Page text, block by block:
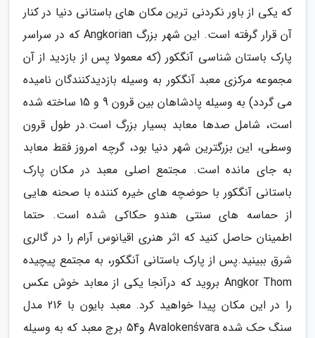
که یکی از باور نکردنی ترین مکان های باستانی دنیا در کنار
آن قرار گرفته است. این شهر بزرگ Angkorian که در سراسر
پارک باستان شناسی آنگکور (که معمولا پس از بازدید از آن
مجموعه مرکزی معبد آنگکور به وسیله بازدیدکنندگان نامیده
می گردد) به وسیله پادشاهان بین قرون 9 و 15 ساخته شده
است، شامل صدها معابد بسیار بزرگ است.در طول قرون
وسطی، این بزرگترین شهر دنیا بود، گرچه امروز فقط معابد
به جای مانده است. مجتمع اصلی معبد در مکان پارک
باستانی آنگکور با حوضچه های خیره کننده با صحنه هایی
از حماسه های سنتی هندو حکاکی شده است. حتما
اطمینان حاصل کنید که اثر هنری اقیانوس آرام را در گالری
شرق ببینید.پس از پارک باستانی آنگکور، به مجتمع پیچیده
Angkor Thom بروید که درآنجا یکی از معابد خوش عکس
را در این مکان پیدا خواهید کرد. معبد بایون با 216 مدل
سنگ حک شده Avalokenśvara و54 برج معبد که به وسیله